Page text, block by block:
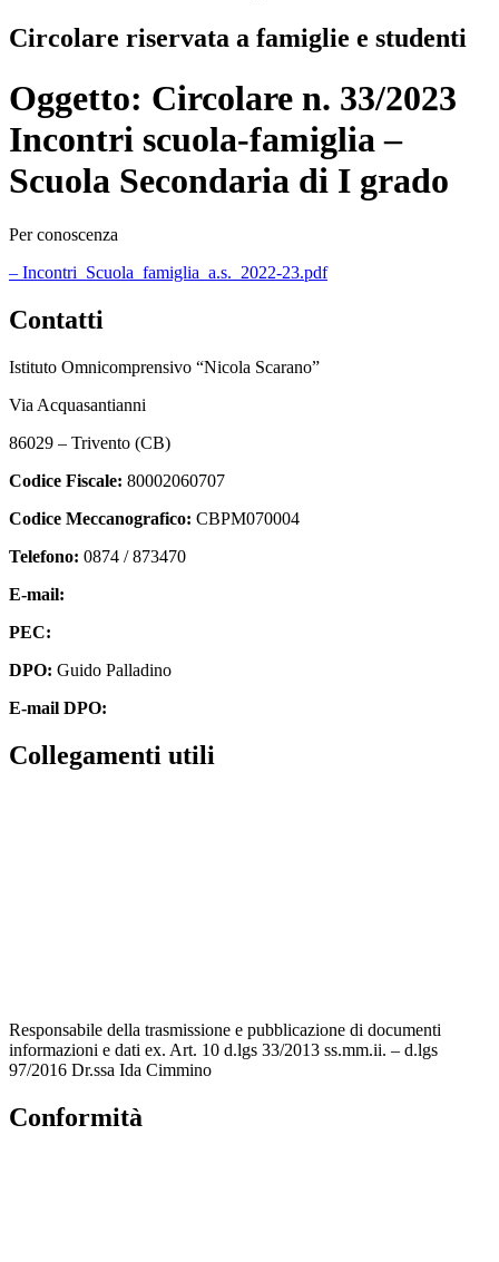
Circolare riservata a famiglie e studenti
Oggetto: Circolare n. 33/2023
Incontri scuola-famiglia –
Scuola Secondaria di I grado
Per conoscenza
– Incontri_Scuola_famiglia_a.s._2022-23.pdf
Contatti
Istituto Omnicomprensivo “Nicola Scarano”
Via Acquasantianni
86029 – Trivento (CB)
Codice Fiscale: 80002060707
Codice Meccanografico: CBPM070004
Telefono: 0874 / 873470
E-mail:
PEC:
DPO: Guido Palladino
E-mail DPO:
Collegamenti utili
Responsabile della trasmissione e pubblicazione di documenti
informazioni e dati ex. Art. 10 d.lgs 33/2013 ss.mm.ii. – d.lgs
97/2016 Dr.ssa Ida Cimmino
Conformità